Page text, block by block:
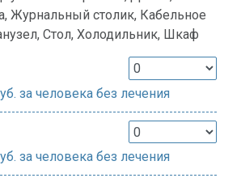
Журнальный столик, Кабельное
Стол, Холодильник, Шкаф
за человека без лечения
за человека без лечения